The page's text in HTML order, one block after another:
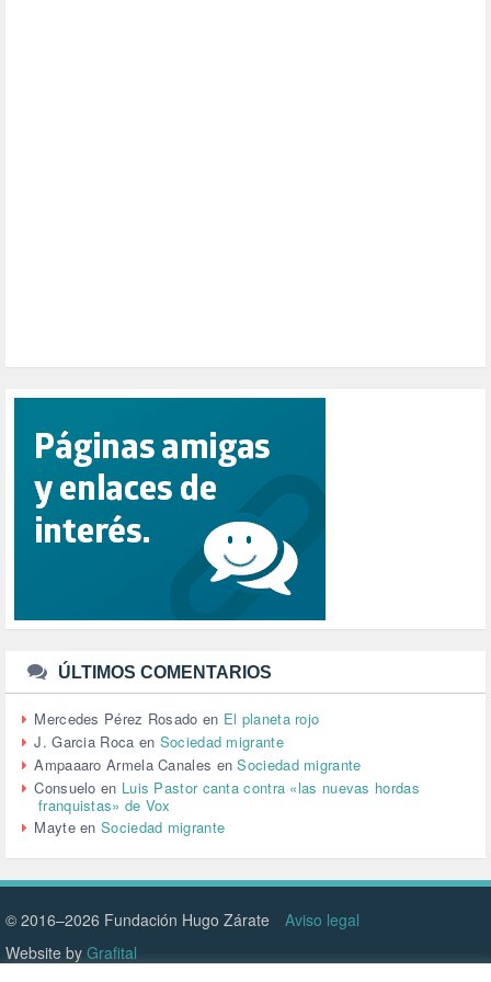
PUERTO DE VALENCIA (1)
RACISMO (1)
RELIGIÓN (114)
REPUBLICA (1)
SALUD (108)
SENSIBILIZACIÓN (576)
SINDICATOS (12)
TTIP (6)
URBANISMO (1)
URBANIZACIÓN (1)
VEJEZ (1)
VENEZUELA (3)
VENEZULA (1)
VIAJES (1)
VIOLENCIA (2)
VIOLENCIA DE GÉNERO (223)
VIVIENDA (9)
VOLODIMIR ZELENSKY (1)
ÚLTIMOS COMENTARIOS
Mercedes Pérez Rosado en El planeta rojo
J. Garcia Roca en Sociedad migrante
Ampaaaro Armela Canales enSociedad migrante
Consuelo en Luis Pastor canta contra «las nuevas hordas
franquistas» de Vox
MayteenSociedad migrante
© 2016–2026 Fundación Hugo Zárate
Aviso legal
Website by Grafital